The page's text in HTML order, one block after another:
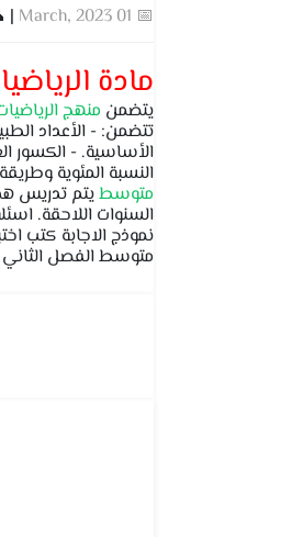
📅 01 March, 2023
|
مادة
يتضمن منهج
تتضمن: - الأعداد
الأساسية. - الكسور
النسبة المئوية
متوسطيتم تدريس
السنوات اللاحقة.
متوسط الفصل الثاني